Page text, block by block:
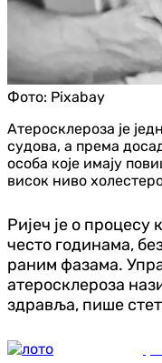
Фото: Pixabay
Атеросклероза је
судова, а према
особа које имају
висок ниво
Ријеч је о процесу
често годинама,
раним фазама.
атеросклероза
здравља, пише